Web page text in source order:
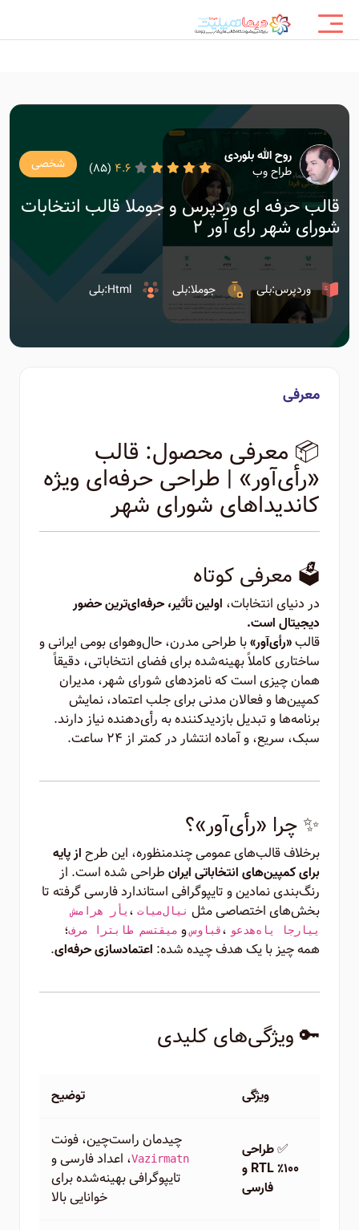
روح الله بلوردی
طراح وب
4.6
(85) شخصی
قالب حرفه ای وردپرس و جوملا قالب انتخابات
شورای شهر رای آور 2
وردپرس:بلی جوملا:بلی Html:بلی
معرفی
📦 معرفی محصول: قالب
«رأی‌آور» | طراحی حرفه‌ای ویژه
کاندیداهای شورای شهر
🗳️ معرفی کوتاه
در دنیای انتخابات، اولین تأثیر، حرفه‌ای‌ترین حضور
دیجیتال است.
قالب«رأی‌آور»با طراحی مدرن، حال‌وهوای بومی ایرانی و
ساختاری کاملاً بهینه‌شده برای فضای انتخاباتی، دقیقاً
همان چیزی است که نامزدهای شورای شهر، مدیران
کمپین‌ها و فعالان مدنی برای جلب اعتماد، نمایش
برنامه‌ها و تبدیل بازدیدکننده به رأی‌دهنده نیاز دارند.
سبک، سریع، و آماده انتشار در کمتر از ۲۴ ساعت.
✨ چرا «رأی‌آور»؟
برخلاف قالب‌های عمومی چندمنظوره، این طرحاز پایه
برای کمپین‌های انتخاباتی ایرانطراحی شده است. از
رنگ‌بندی نمادین و تایپوگرافی استاندارد فارسی گرفته تا
بخش‌های اختصاصی مثل
شماره رأی ، تایم‌لاین
سوابق، وعده‌های اجرایی و فرم ارتباط مستقیم؛
همه چیز با یک هدف چیده شده: اعتمادسازی حرفه‌ای.
🔑 ویژگی‌های کلیدی
ویژگی توضیح
✅طراحی
۱۰۰٪ RTL و
فارسی
چیدمان راست‌چین، فونت
Vazirmatn، اعداد فارسی و
تایپوگرافی بهینه‌شده برای
خوانایی بالا